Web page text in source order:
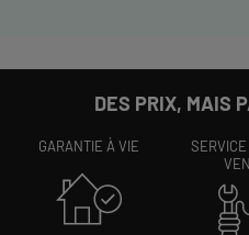
DES PRIX, MAIS
GARANTIE À VIE